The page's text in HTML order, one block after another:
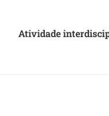
Atividade
disciplinas de Educação